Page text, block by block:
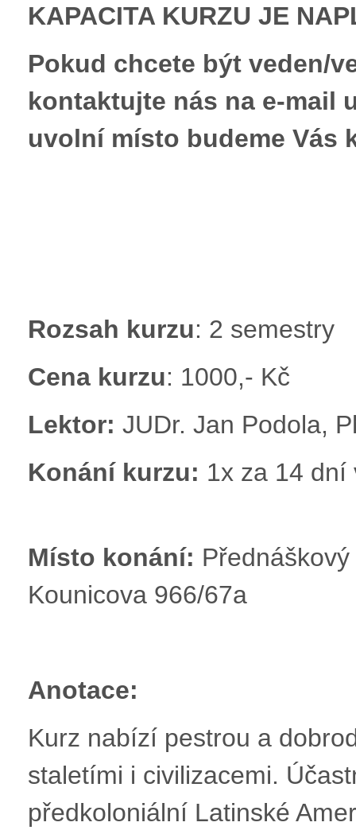
KAPACITA KURZU JE
Pokud chcete být veden/
kontaktujte nás na e-mail
uvolní místo budeme Vás
Rozsah kurzu: 2 semestry
Cena kurzu: 1000,- Kč
Lektor: JUDr. Jan Podola,
Konání kurzu: 1x za 14
Místo konání:
Kounicova 966/67a
Anotace:
Kurz nabízí pestrou a
staletími i civilizacemi.
předkoloniální Latinské